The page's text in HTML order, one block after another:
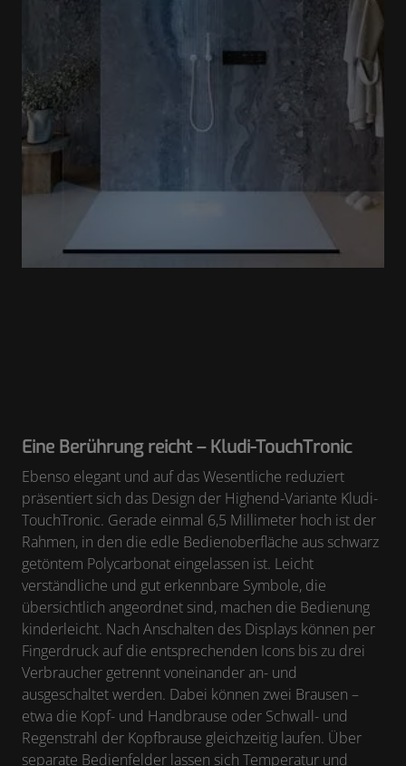
Eine Berührung reicht – Kludi-TouchTronic
Ebenso elegant und auf das Wesentliche reduziert
präsentiert sich das Design der Highend-Variante Kludi-
TouchTronic. Gerade einmal 6,5 Millimeter hoch ist der
Rahmen, in den die edle Bedienoberfläche aus schwarz
getöntem Polycarbonat eingelassen ist. Leicht
verständliche und gut erkennbare Symbole, die
übersichtlich angeordnet sind, machen die Bedienung
kinderleicht. Nach Anschalten des Displays können per
Fingerdruck auf die entsprechenden Icons bis zu drei
Verbraucher getrennt voneinander an- und
ausgeschaltet werden. Dabei können zwei Brausen –
etwa die Kopf- und Handbrause oder Schwall- und
Regenstrahl der Kopfbrause gleichzeitig laufen. Über
separate Bedienfelder lassen sich Temperatur und